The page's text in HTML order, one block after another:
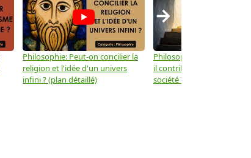
Philosophie: Peut-on concilier la
religion et l'idée d'un univers
infini ? (plan détaillé)
Philosophie: Le
il contribuer au progrès de
société ? (plan détaillé)
→